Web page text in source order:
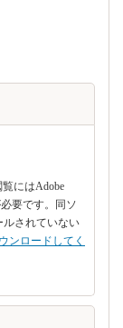
にはAdobe
要です。同ソ
ルされていない
ンロードしてく